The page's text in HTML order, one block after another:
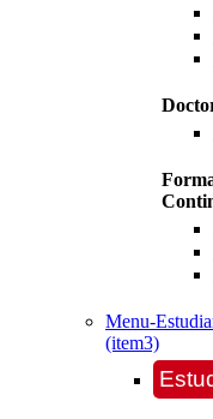
Menu-
(item3)